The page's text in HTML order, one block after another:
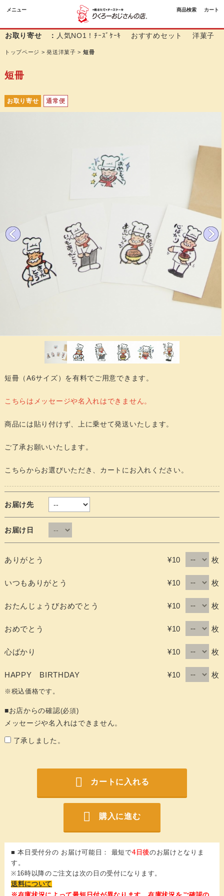
メニュー 商品検索 カート
お取り寄せ ： 人気NO1！ﾁｰｽﾞｹｰｷ おすすめセット 洋菓子
トップページ >発送洋菓子 > 短冊
短冊
お取り寄せ 通常便
短冊（A6サイズ）を有料でご用意できます。
こちらはメッセージや名入れはできません。
商品には貼り付けず、上に乗せて発送いたします。
ご了承お願いいたします。
こちらからお選びいただき、カートにお入れください。
お届け先
お届け日
ありがとう ¥10 枚
いつもありがとう ¥10 枚
おたんじょうびおめでとう ¥10 枚
おめでとう ¥10 枚
心ばかり ¥10 枚
HAPPY BIRTHDAY ¥10 枚
※税込価格です。
■お店からの確認(必須)
メッセージや名入れはできません。
了承しました。
カートに入れる
購入に進む
■ 本日受付分の お届け可能日： 最短で4日後のお届けとなりま
す。
※16時以降のご注文は次の日の受付になります。
送料について